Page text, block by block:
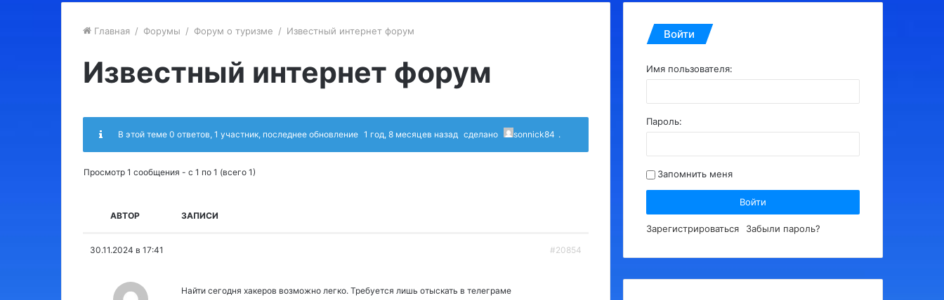
Главная / Форумы / Форум о туризме / Известный интернет форум
Известный интернет форум
В этой теме 0 ответов, 1 участник, последнее обновление 1 год, 8 месяцев назад сделано sonnick84 .
Просмотр 1 сообщения - с 1 по 1 (всего 1)
АВТОР ЗАПИСИ
30.11.2024 в 17:41 #20854
Найти сегодня хакеров возможно легко. Требуется лишь отыскать в телеграме
Войти
Имя пользователя:
Пароль:
Запомнить меня
Войти
Зарегистрироваться Забыли пароль?